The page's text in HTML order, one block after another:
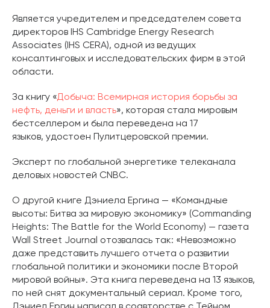
Является учредителем и председателем совета
директоров IHS Cambridge Energy Research
Associates (IHS CERA), одной из ведущих
консалтинговых и исследовательских фирм в этой
области.
За книгу «Добыча: Всемирная история борьбы за
нефть, деньги и власть», которая стала мировым
бестселлером и была переведена на 17
языков, удостоен Пулитцеровской премии.
Эксперт по глобальной энергетике телеканала
деловых новостей CNBC.
О другой книге Дэниела Ергина — «Командные
высоты: Битва за мировую экономику» (Commanding
Heights: The Battle for the World Economy) — газета
Wall Street Journal отозвалась так: «Невозможно
даже представить лучшего отчета о развитии
глобальной политики и экономики после Второй
мировой войны». Эта книга переведена на 13 языков,
по ней снят документальный сериал. Кроме того,